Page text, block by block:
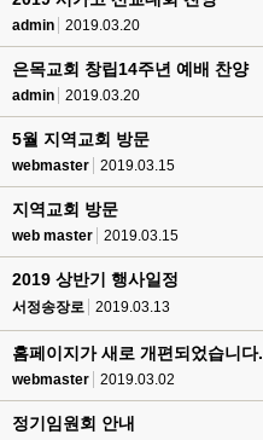
admin 2019.03.20
은목교회 창립14주년 예배 찬양
admin 2019.03.20
5월 지역교회 방문
webmaster 2019.03.15
지역교회 방문
web master 2019.03.15
2019 상반기 행사일정
서정송장로 2019.03.13
홈페이지가 새로 개편되었습니다.
webmaster 2019.03.02
정기임원회 안내